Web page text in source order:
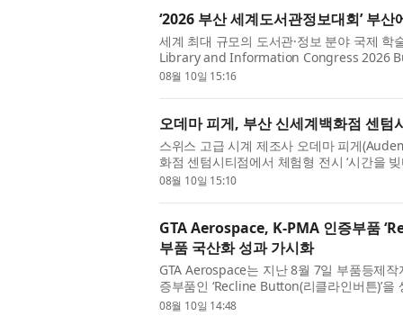
‘2026 부산 세계도서관정보대회’ 부산
세계 최대 규모의 도서관·정보 분야 국제
Library and Information Congress 2026
(BEXCO)에서 성대한 막을 올렸다. 전 세계
08월 10일 15:16
오데마 피게, 부산 신세계백화점 센텀
스위스 고급 시계 제조사 오데마 피게
화점 센텀시티점에서 체험형 전시 ‘시간을
Le Brassus to Busan)’를 개최한다...
08월 10일 15:10
GTA Aerospace, K-PMA 인증부품
부품 국산화 성과 가시화
GTA Aerospace는 지난 8월 7일 부품등제
증부품인 ‘Recline Button(리클라인버튼)’​
했다고 밝혔다. 이번 Recline Button ...
08월 10일 14:48